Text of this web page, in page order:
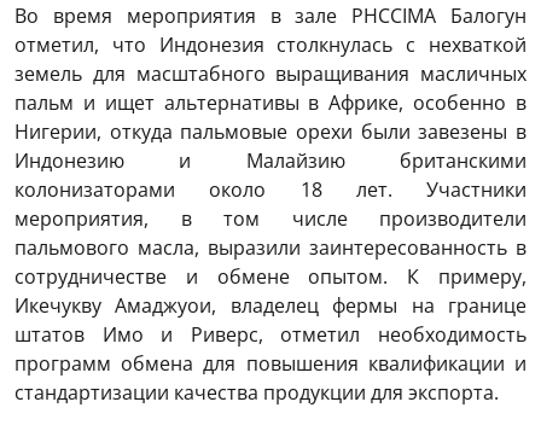
Во время мероприятия в зале PHCCIMA Балогун
отметил, что Индонезия столкнулась с нехваткой
земель для масштабного выращивания масличных
пальм и ищет альтернативы в Африке, особенно в
Нигерии, откуда пальмовые орехи были завезены в
Индонезию и Малайзию британскими
колонизаторами около 18 лет. Участники
мероприятия, в том числе производители
пальмового масла, выразили заинтересованность в
сотрудничестве и обмене опытом. К примеру,
Икечукву Амаджуои, владелец фермы на границе
штатов Имо и Риверс, отметил необходимость
программ обмена для повышения квалификации и
стандартизации качества продукции для экспорта.